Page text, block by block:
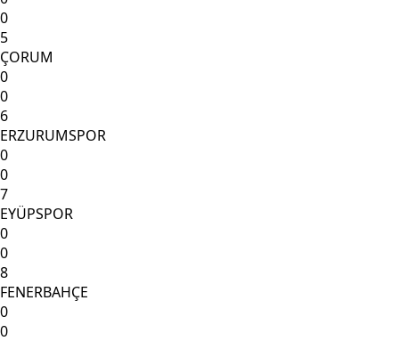
0
5
ÇORUM
0
0
6
ERZURUMSPOR
0
0
7
EYÜPSPOR
0
0
8
FENERBAHÇE
0
0